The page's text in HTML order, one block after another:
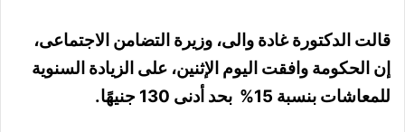
قالت الدكتورة غادة والى، وزيرة التضامن الاجتماعى،
إن الحكومة وافقت اليوم الإثنين، على الزيادة السنوية
للمعاشات بنسبة 15% ‏ بحد أدنى 130 جنيهًا.